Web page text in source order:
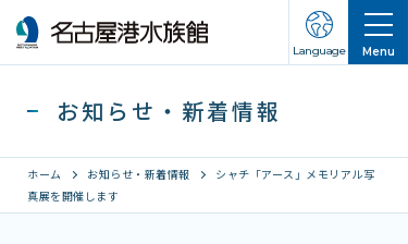
Menu
Language
お知らせ・新着情報
ホーム お知らせ・新着情報
シャチ「アース」メモリアル写
真展を開催します